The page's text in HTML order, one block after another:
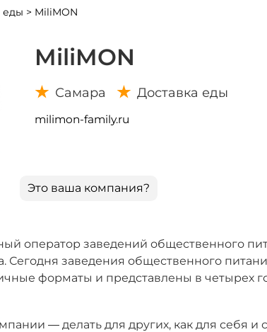
еды > MiliMON
MiliMON
Самара Доставка еды
milimon-family.ru
Это ваша компания?
оператор заведений общественного
Сегодня заведения общественного
форматы и представлены в четырех
— делать для других, как для себя